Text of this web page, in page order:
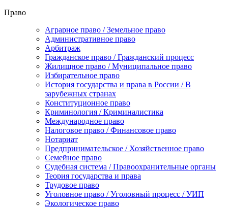
Право
Аграрное право / Земельное право
Административное право
Арбитраж
Гражданское право / Гражданский процесс
Жилищное право / Муниципальное право
Избирательное право
История государства и права в России / В
зарубежных странах
Конституционное право
Криминология / Криминалистика
Международное право
Налоговое право / Финансовое право
Нотариат
Предпринимательское / Хозяйственное право
Семейное право
Судебная система / Правоохранительные органы
Теория государства и права
Трудовое право
Уголовное право / Уголовный процесс / УИП
Экологическое право